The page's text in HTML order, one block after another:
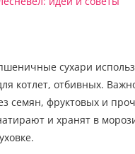
сухари
котлет, отбивных.
семян, фруктовых и
и хранят в